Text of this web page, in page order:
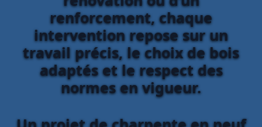
renforcement, chaque
intervention repose sur un
travail précis, le choix de bois
adaptés et le respect des
normes en vigueur.